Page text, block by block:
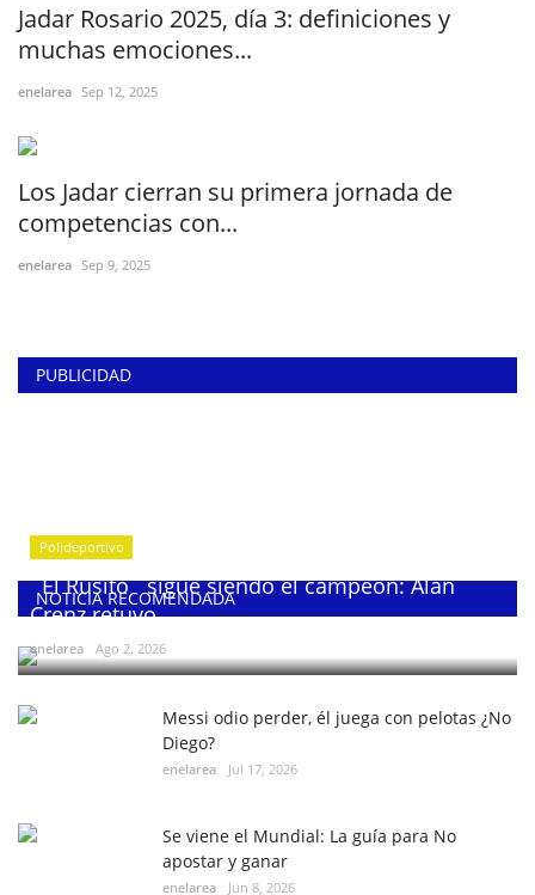
Jadar Rosario 2025, día 3: definiciones y
muchas emociones...
enelarea Sep 12, 2025
Los Jadar cierran su primera jornada de
competencias con...
enelarea Sep 9, 2025
PUBLICIDAD
NOTICIA RECOMENDADA
Polideportivo
¨El Rusito¨ sigue siendo el campeón: Alan
Crenz retuvo...
enelarea Ago 2, 2026
Messi odio perder, él juega con pelotas ¿No
Diego?
enelarea Jul 17, 2026
Se viene el Mundial: La guía para No
apostar y ganar
enelarea Jun 8, 2026